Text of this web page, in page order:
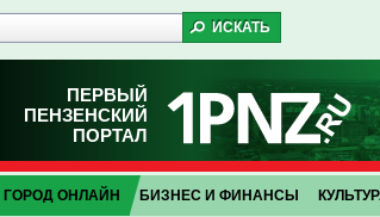
ПЕРВЫЙ
ПЕНЗЕНСКИЙ
ПОРТАЛ
ГОРОД ОНЛАЙН БИЗНЕС И ФИНАНСЫ